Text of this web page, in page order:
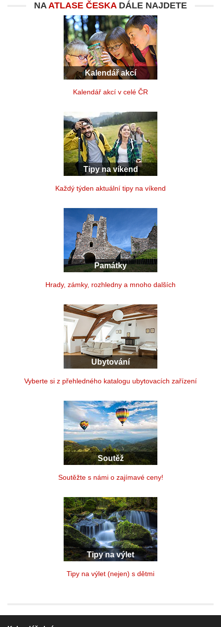
NAATLASE ČESKADÁLE NAJDETE
Kalendář akcí
Kalendář akcí v celé ČR
Tipy na víkend
Každý týden aktuální tipy na víkend
Památky
Hrady, zámky, rozhledny a mnoho dalších
Ubytování
Vyberte si z přehledného katalogu ubytovacích zařízení
Soutěž
Soutěžte s námi o zajímavé ceny!
Tipy na výlet
Tipy na výlet (nejen) s dětmi